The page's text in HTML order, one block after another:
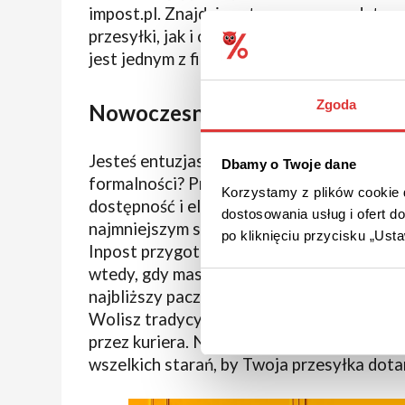
Zgoda
Dbamy o Twoje dane
Korzystamy z plików cookie
dostosowania usług i ofert
po kliknięciu przycisku
impost.pl. Znajdziesz tu szereg
przesyłki, jak i osób, które nadały list lub
jest jednym z filarów prowadzonej
Nowoczesne rozwiązania Inpost
Jesteś entuzjastą nowoczesnych
formalności? Procedury zaproponowane
dostępność i elastyczność – oddaje w
najmniejszym stopniu angażować
Inpost przygotował rozbudowaną sieć
wtedy, gdy masz na to czas: po drodze do
najbliższy paczkomat i ogranicz czas
Wolisz tradycyjną formę transportu?
przez kuriera. Niezależnie od tego, którą z
wszelkich starań, by Twoja przesyłka